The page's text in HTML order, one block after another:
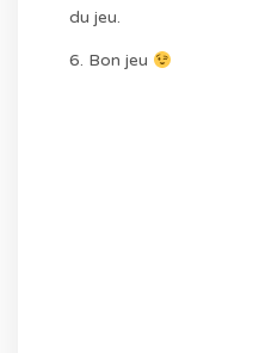
du jeu.
6. Bon jeu